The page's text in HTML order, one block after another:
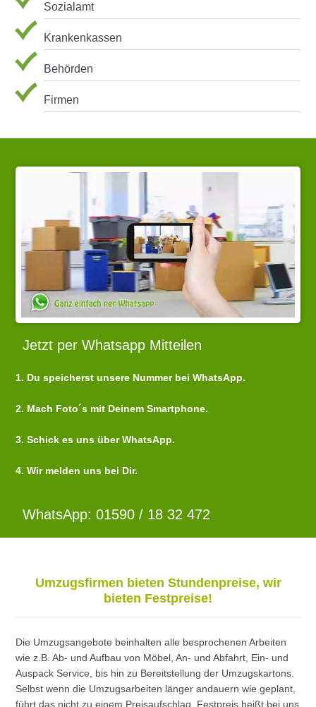
Sozialamt
Krankenkassen
Behörden
Firmen
Jetzt per Whatsapp Mitteilen
1. Du speicherst unsere Nummer bei WhatsApp.
2. Mach Foto´s mit Deinem Smartphone.
3. Schick es uns über WhatsApp.
4. Wir melden uns bei Dir.
WhatsApp: 01590 / 18 32 472
Umzugsfirmen bieten Stundenpreise, wir
bieten Festpreise!
Die Umzugsangebote beinhalten alle besprochenen Arbeiten
wie z.B. Ab- und Aufbau von Möbel, An- und Abfahrt, Ein- und
Auspack Service, bis hin zu Bereitstellung der Umzugskartons.
Selbst wenn die Umzugsarbeiten länger andauern wie geplant,
führt das nicht zu einem Preisaufschlag. Festpreis heißt bei uns